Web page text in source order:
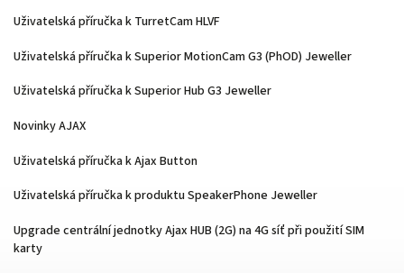
Uživatelská příručka k TurretCam HLVF
Uživatelská příručka k Superior MotionCam G3 (PhOD) Jeweller
Uživatelská příručka k Superior Hub G3 Jeweller
Novinky AJAX
Uživatelská příručka k Ajax Button
Uživatelská příručka k produktu SpeakerPhone Jeweller
Upgrade centrální jednotky Ajax HUB (2G) na 4G síť při použití SIM
karty